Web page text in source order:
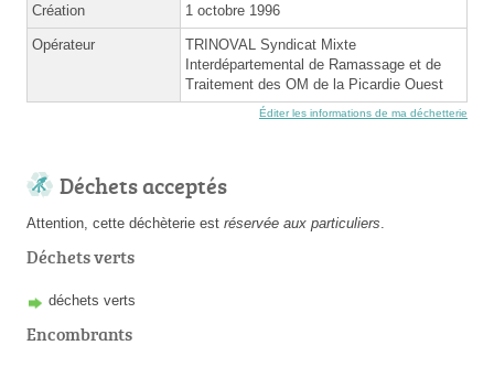
Création 1 octobre 1996
Opérateur
TRINOVAL Syndicat Mixte
Interdépartemental de Ramassage et de
Traitement des OM de la Picardie Ouest
Éditer les informations de ma déchetterie
Déchets acceptés
Attention, cette déchèterie est réservée aux particuliers
Déchets verts
déchets verts
Encombrants